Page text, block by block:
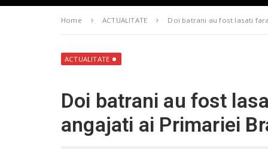
c
r
a
i
l
Home ACTUALITATE Doi batrani au fost lasati
ACTUALITATE
Doi batrani au fost
angajati ai Primariei